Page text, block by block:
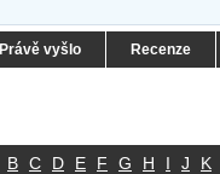
Právě vyšlo Recenze
B C D E F G H I J K